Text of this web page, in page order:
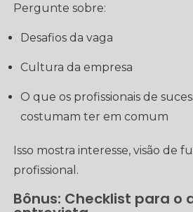
Pergunte sobre:
Desafios da vaga
Cultura da empresa
O que os profissionais de sucesso nessa posição
costumam ter em comum
Isso mostra interesse, visão de
profissional.
Bônus: Checklist para o